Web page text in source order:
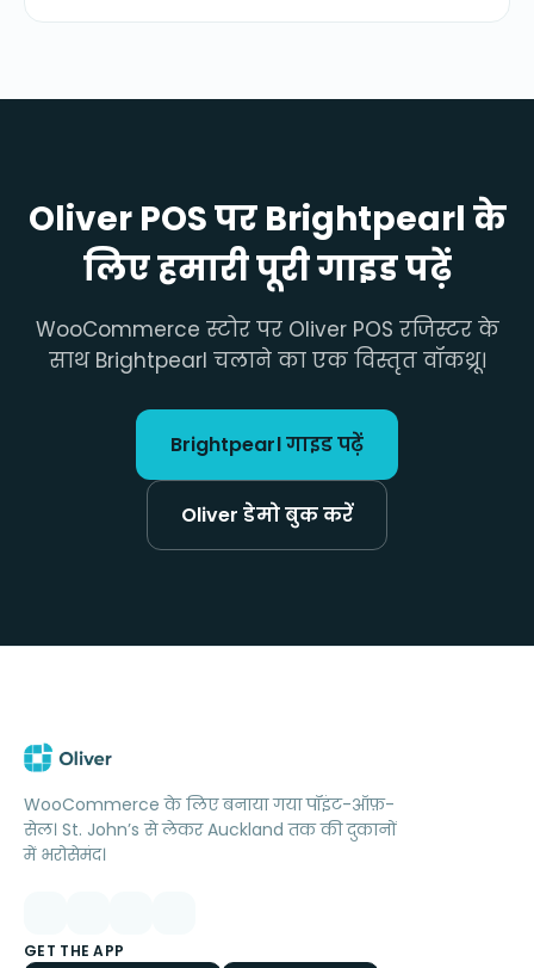
Oliver POS पर Brightpearl के
लिए हमारी पूरी गाइड पढ़ें
WooCommerce स्टोर पर Oliver POS रजिस्टर के
साथ Brightpearl चलाने का एक विस्तृत वॉकथ्रू।
Brightpearl गाइड पढ़ें
Oliver डेमो बुक करें
WooCommerce के लिए बनाया गया पॉइंट-ऑफ़-
सेल। St. John’s से लेकर Auckland तक की दुकानों
में भरोसेमंद।
GET THE APP